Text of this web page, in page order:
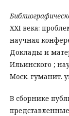
XXI века:
научная
Доклады и
Ильинского ;
Моск. гуманит.
В сборнике